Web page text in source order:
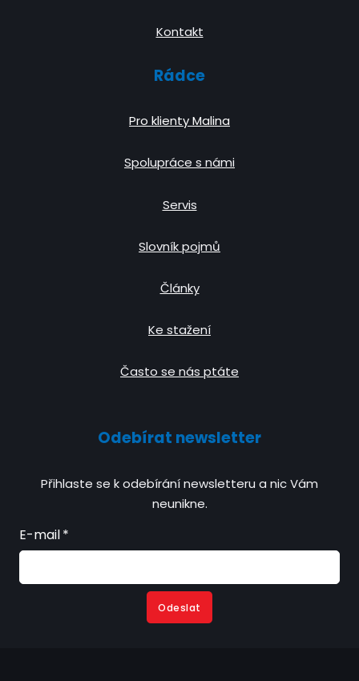
Kontakt
Rádce
Pro klienty Malina
Spolupráce s námi
Servis
Slovník pojmů
Články
Ke stažení
Často se nás ptáte
Odebírat newsletter
Přihlaste se k odebírání newsletteru a nic Vám
neunikne.
E-mail*
Odeslat